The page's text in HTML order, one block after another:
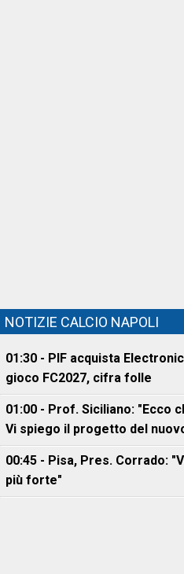
NOTIZIE CALCIO NAPOLI
01:30 - PIF acquista
gioco FC2027, cifra folle
01:00 - Prof. Siciliano: "Ecco
Vi spiego il progetto del
00:45 - Pisa, Pres. Corrado:
più forte"